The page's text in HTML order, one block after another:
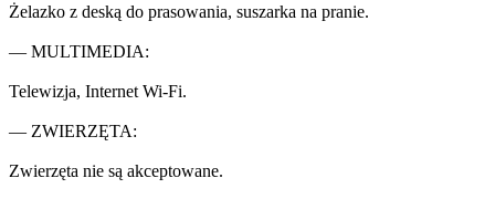
Żelazko z deską do prasowania, suszarka na pranie.
— MULTIMEDIA:
Telewizja, Internet Wi-Fi.
— ZWIERZĘTA:
Zwierzęta nie są akceptowane.